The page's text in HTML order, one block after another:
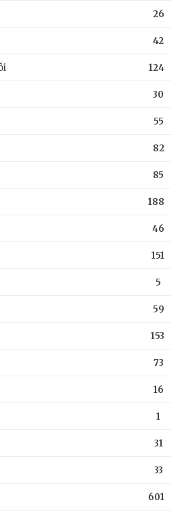
26
42
124
30
55
82
85
188
46
151
5
59
153
73
16
1
31
33
601